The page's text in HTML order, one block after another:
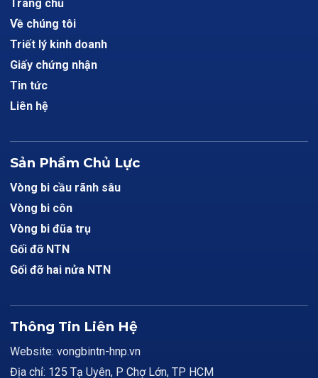
Trang chủ
Về chúng tôi
Triết lý kinh doanh
Giấy chứng nhận
Tin tức
Liên hệ
Sản Phẩm Chủ Lực
Vòng bi cầu rãnh sâu
Vòng bi côn
Vòng bi đũa trụ
Gối đỡ NTN
Gối đỡ hai nửa NTN
Thông Tin Liên Hệ
Website: vongbintn-hnp.vn
Địa chỉ: 125 Tạ Uyên, P Chợ Lớn, TP HCM